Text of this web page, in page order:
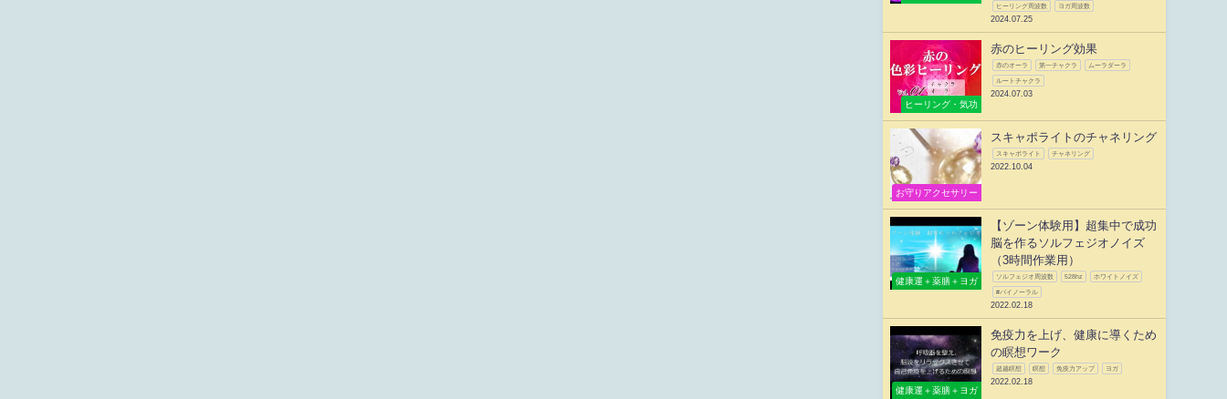
ヒーリング周波数 ヨガ周波数
2024.07.25
ヒーリング・気功
赤のヒーリング効果
赤のオーラ 第一チャクラ ムーラダーラ
ルートチャクラ
2024.07.03
お守りアクセサリー
スキャポライトのチャネリング
スキャポライト チャネリング
2022.10.04
健康運＋薬膳＋ヨガ
【ゾーン体験用】超集中で成功
脳を作るソルフェジオノイズ
（3時間作業用）
ソルフェジオ周波数 528hz ホワイトノイズ
#バイノーラル
2022.02.18
健康運＋薬膳＋ヨガ
免疫力を上げ、健康に導くため
の瞑想ワーク
超越瞑想 瞑想 免疫力アップ ヨガ
2022.02.18